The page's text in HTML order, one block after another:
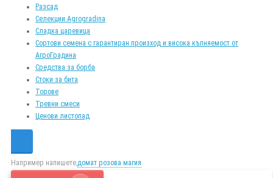
Разсад
Селекции Agrogradina
Сладка царевица
Сортови семена с гарантиран произход и висока кълняемост от
АгроГрадина
Средства за борба
Стоки за бита
Торове
Тревни смеси
Ценови листопад
Например напишете,домат розова магия